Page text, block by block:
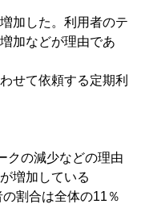
加した。利用者のテ
加などが理由であ
せて依頼する定期利
クの減少などの理由
増加している
割合は全体の11％